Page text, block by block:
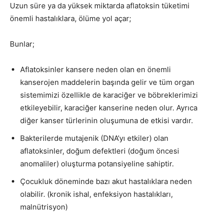
Uzun süre ya da yüksek miktarda aflatoksin tüketimi
önemli hastalıklara, ölüme yol açar;
Bunlar;
Aflatoksinler kansere neden olan en önemli
kanserojen maddelerin başında gelir ve tüm organ
sistemimizi özellikle de karaciğer ve böbreklerimizi
etkileyebilir, karaciğer kanserine neden olur. Ayrıca
diğer kanser türlerinin oluşumuna de etkisi vardır.
Bakterilerde mutajenik (DNA’yı etkiler) olan
aflatoksinler, doğum defektleri (doğum öncesi
anomaliler) oluşturma potansiyeline sahiptir.
Çocukluk döneminde bazı akut hastalıklara neden
olabilir. (kronik ishal, enfeksiyon hastalıkları,
malnütrisyon)